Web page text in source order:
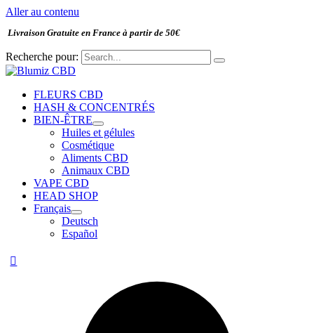
Aller au contenu
Livraison Gratuite en France à partir de 50€
Recherche pour:
FLEURS CBD
HASH & CONCENTRÉS
BIEN-ÊTRE
Huiles et gélules
Cosmétique
Aliments CBD
Animaux CBD
VAPE CBD
HEAD SHOP
Français
Deutsch
Español